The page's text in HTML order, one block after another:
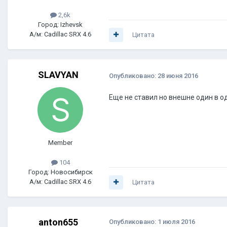
2,6k
Город: Izhevsk
А/м: Cadillac SRX 4.6
Цитата
SLAVYAN
Member
104
Город: Новосибирск
А/м: Cadillac SRX 4.6
Опубликовано: 28 июня 2016
Еще не ставил но внешне один в
Цитата
anton655 Опубликовано: 1 июля 2016